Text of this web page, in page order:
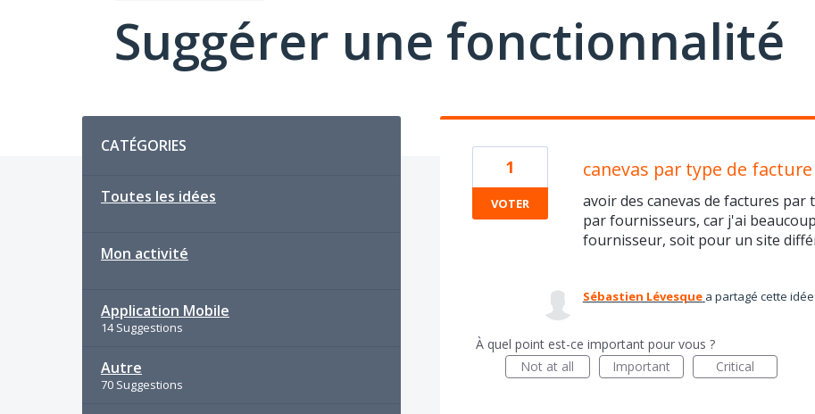
Suggérer une fonctionnalité
CATÉGORIES
Toutes les idées
Mon activité
Application Mobile
14 Suggestions
Autre
70 Suggestions
canevas par type de
avoir des canevas de factures
par fournisseurs, car j'ai
fournisseur, soit pour un site
1
VOTER
Sébastien Lévesque a partagé cette idée
À quel point est-ce important pour vous ?
Not at all
Important Critical